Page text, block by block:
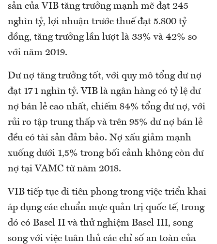
sản của VIB tăng trưởng mạnh mẽ đạt 245
nghìn tỷ, lợi nhuận trước thuế đạt 5.800 tỷ
đồng, tăng trưởng lần lượt là 33% và 42% so
với năm 2019.
Dư nợ tăng trưởng tốt, với quy mô tổng dư nợ
đạt 171 nghìn tỷ. VIB là ngân hàng có tỷ lệ dư
nợ bán lẻ cao nhất, chiếm 84% tổng dư nợ, với
rủi ro tập trung thấp và trên 95% dư nợ bán lẻ
đều có tài sản đảm bảo. Nợ xấu giảm mạnh
xuống dưới 1,5% trong bối cảnh không còn dư
nợ tại VAMC từ năm 2018.
VIB tiếp tục đi tiên phong trong việc triển khai
áp dụng các chuẩn mực quản trị quốc tế, trong
đó có Basel II và thử nghiệm Basel III, song
song với việc tuân thủ các chỉ số an toàn của